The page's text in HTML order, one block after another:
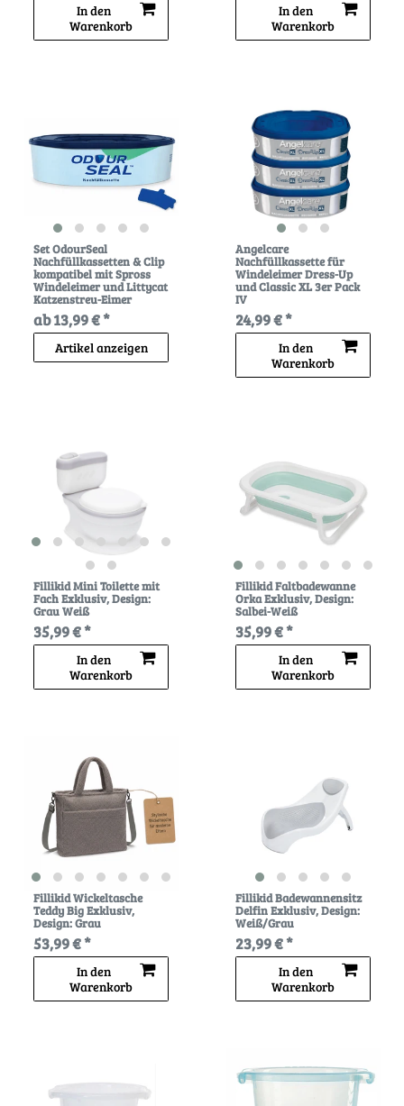
In den
Warenkorb
In den
Warenkorb
Set OdourSeal
Nachfüllkassetten & Clip
kompatibel mit Spross
Windeleimer und Littycat
Katzenstreu-Eimer
ab 13,99 € *
Artikel anzeigen
Angelcare
Nachfüllkassette für
Windeleimer Dress-Up
und Classic XL 3er Pack
IV
24,99 € *
In den
Warenkorb
Fillikid Mini Toilette mit
Fach Exklusiv, Design:
Grau Weiß
35,99 € *
In den
Warenkorb
Fillikid Faltbadewanne
Orka Exklusiv, Design:
Salbei-Weiß
35,99 € *
In den
Warenkorb
Fillikid Wickeltasche
Teddy Big Exklusiv,
Design: Grau
53,99 € *
In den
Warenkorb
Fillikid Badewannensitz
Delfin Exklusiv, Design:
Weiß/Grau
23,99 € *
In den
Warenkorb